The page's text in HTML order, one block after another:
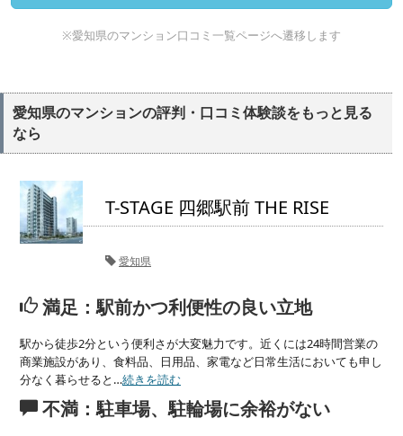
※愛知県のマンション口コミ一覧ページへ遷移します
愛知県のマンションの評判・口コミ体験談をもっと見る
なら
T-STAGE 四郷駅前 THE RISE
愛知県
満足：駅前かつ利便性の良い立地
駅から徒歩2分という便利さが大変魅力です。近くには24時間営業の
商業施設があり、食料品、日用品、家電など日常生活においても申し
分なく暮らせると…続きを読む
不満：駐車場、駐輪場に余裕がない